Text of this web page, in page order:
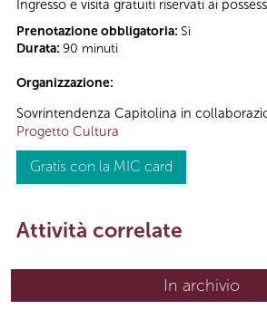
Ingresso e visita gratuiti riservati ai
Prenotazione obbligatoria: Sì
Durata: 90 minuti
Organizzazione:
Sovrintendenza Capitolina in
Progetto Cultura
Gratis con la MIC card
Attività correlate
In archivio